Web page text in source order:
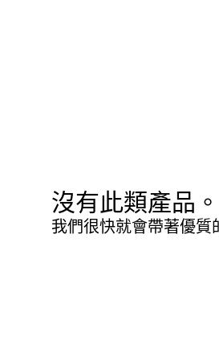
沒有此類產品。
我們很快就會帶著優質